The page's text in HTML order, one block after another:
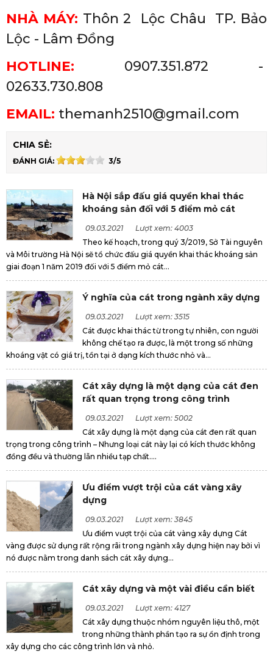
NHÀ MÁY: Thôn 2 Lộc Châu
TP. Bảo
Lộc - Lâm Đồng
HOTLINE:
0907.351.872 -
02633.730.808
EMAIL: themanh2510@gmail.com
CHIA SẺ:
ĐÁNH GIÁ: 3/5
Hà Nội sắp đấu giá quyền khai thác
khoáng sản đối với 5 điểm mỏ cát
09.03.2021
Lượt xem: 4003
Theo kế hoạch, trong quý 3/2019, Sở Tài nguyên
và Môi trường Hà Nội sẽ tổ chức đấu giá quyền khai thác khoáng sản
giai đoạn 1 năm 2019 đối với 5 điểm mỏ cát...
Ý nghĩa của cát trong ngành xây dựng
09.03.2021
Lượt xem: 3515
Cát được khai thác từ trong tự nhiên, con người
không chế tạo ra được, là một trong số những
khoáng vật có giá trị, tồn tại ở dạng kích thước nhỏ và...
Cát xây dựng là một dạng của cát đen
rất quan trọng trong công trình
09.03.2021
Lượt xem: 5002
Cát xây dựng là một dạng của cát đen rất quan
trọng trong công trình – Nhưng loại cát này lại có kích thước không
đồng đều và thường lẫn nhiều tạp chất....
Ưu điểm vượt trội của cát vàng xây
dựng
09.03.2021
Lượt xem: 3845
Ưu điểm vượt trội của cát vàng xây dựng Cát
vàng được sử dụng rất rộng rãi trong ngành xây dựng hiện nay bởi vì
nó được nằm trong danh sách cát xây dựng...
Cát xây dựng và một vài điều cần biết
09.03.2021
Lượt xem: 4127
Cát xây dựng thuộc nhóm nguyên liệu thô, một
trong những thành phần tạo ra sự ổn định trong
xây dựng cho các công trình lớn và nhỏ.